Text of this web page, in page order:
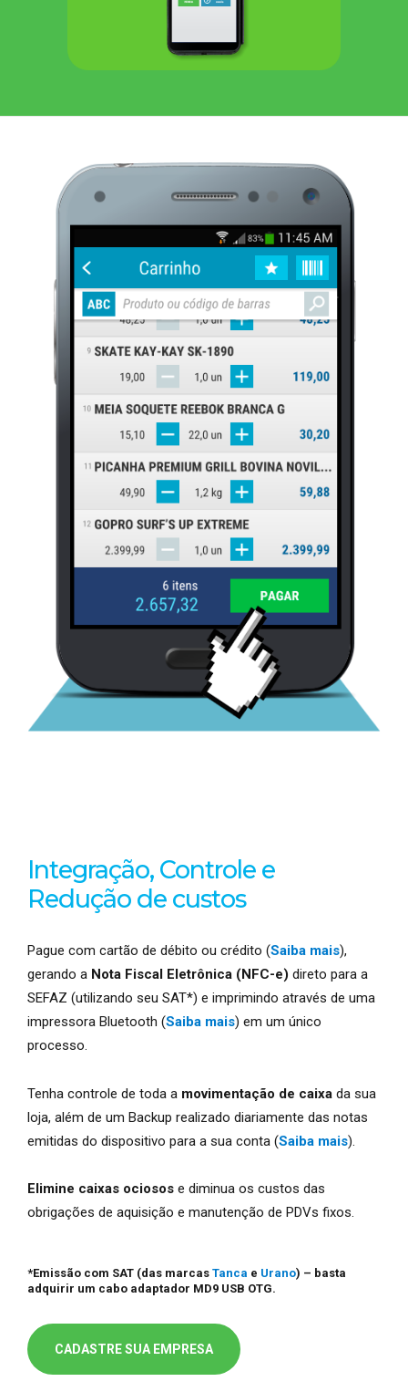
Integração, Controle e
Redução de custos
Pague com cartão de débito ou crédito (Saiba mais),
gerando a Nota Fiscal Eletrônica (NFC-e) direto para a
SEFAZ (utilizando seu SAT*) e imprimindo através de uma
impressora Bluetooth (Saiba mais) em um único
processo.
Tenha controle de toda a movimentação de caixa da sua
loja, além de um Backup realizado diariamente das notas
emitidas do dispositivo para a sua conta (Saiba mais).
Elimine caixas ociosos e diminua os custos das
obrigações de aquisição e manutenção de PDVs fixos.
*Emissão com SAT (das marcas Tanca e Urano) – basta
adquirir um cabo adaptador MD9 USB OTG.
CADASTRE SUA EMPRESA